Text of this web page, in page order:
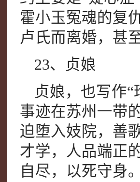
霍小玉冤魂的复
卢氏而离婚，甚
23、贞娘
贞娘，也写作
事迹在苏州一带
迫堕入妓院，善
才学，人品端正
自尽，以死守身